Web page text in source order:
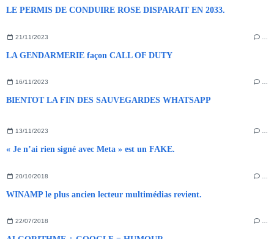
LE PERMIS DE CONDUIRE ROSE DISPARAIT EN 2033.
21/11/2023
LA GENDARMERIE façon CALL OF DUTY
16/11/2023 …
BIENTOT LA FIN DES SAUVEGARDES WHATSAPP
13/11/2023
« Je n’ai rien signé avec Meta » est un FAKE.
20/10/2018
WINAMP le plus ancien lecteur multimédias revient.
22/07/2018 …